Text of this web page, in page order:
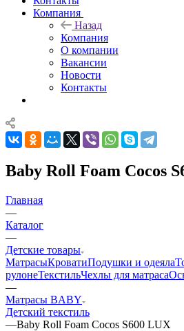
Компания
Назад
Компания
О компании
Вакансии
Новости
Контакты
Baby Roll Foam Cocos
Главная
—
Каталог
—
Детские товары
МатрасыКроватиПодушки и одеяла
рулонеТекстильЧехлы для матраса
—
Матрасы BABY
Детский текстиль
—Baby Roll Foam Cocos S600 LUX